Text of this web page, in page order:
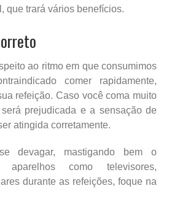
que trará vários benefícios.
ao ritmo em que consumimos
comer rapidamente,
refeição. Caso você coma muito
prejudicada e a sensação de
atingida corretamente.
devagar, mastigando bem o
como televisores,
durante as refeições, foque na